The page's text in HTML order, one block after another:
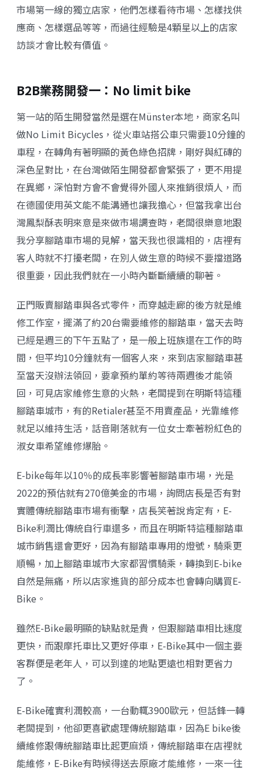
市場第一線的獨立店家，他們怎樣看待市場、怎樣找供
應商、怎樣選品等等，而過往經驗是4顆星以上的店家
訪談才會比較有價值。
B2B業務開發一： No limit bike
第一站的陌生開發當然是選在Münster本地，商家名叫
做No Limit Bicycles ，從火車站搭公車只需要10分鐘的
車程，在轉角有著明顯的黃色綠色招牌，剛好與紅磚的
深色呈對比，在台灣做陌生開發都會緊張了，更不用提
在異鄉，深怕對方會不會覺得外國人來推銷很煩人，而
在德國使用英文能不能溝通也讓我擔心，但當我拿出台
灣鳳梨酥表明來意是來做市場調查時，老闆很樂意地跟
我分享腳踏車市場的見解，當天我也很識相的，店裡有
客人時就不打擾老闆，在別人做生意的時候不要擋道路
很重要，因此我們就在一小時內斷斷續續的聊著。
正門販賣腳踏車與各式零件，而穿越走廊的後方就是維
修工作室，擺滿了約20台需要維修的腳踏車，當天去時
已經是週三的下午五點了，是一般上班族還在工作的時
間，但平均10分鐘就有一個客人來，來到店家腳踏車甚
至當天沒辦法領回，要拿預約單約等待兩週後才能領
回，可見店家維修生意的火熱，老闆提到在明斯特這種
腳踏車城市，有的Retialer甚至不用賣產品，光靠維修
就足以維持生活，話音剛落就有一位女士牽著粉紅色的
淑女車希望維修爆胎。
E-bike每年以10％的成長率影響著腳踏車市場，光是
2022的預估就有270億美金的市場，詢問店長是否有對
實體傳統腳踏車市場有衝擊，店長笑著說肯定有，E-
Bike利潤比傳統自行車還多，而且在明斯特這種腳踏車
城市銷售還會更好，因為有腳踏車專用的燈號，騎乘更
順暢，加上腳踏車城市大家都習慣騎乘，轉換到E-bike
自然是無痛，所以店家進貨的部分成本也會轉向購買E-
Bike。
雖然E-Bike最明顯的缺點就是貴，但跟腳踏車相比速度
更快，而跟摩托車比又更好停車，E-Bike其中一個主要
客群便是老年人，可以到達的地點更遠也相對更省力
了。
E-Bike確實利潤較高，一台動輒3900歐元，但話鋒一轉
老闆提到，他卻更喜歡處理傳統腳踏車，因為E bike後
續維修跟傳統腳踏車比起更麻煩，傳統腳踏車在店裡就
能維修，E-Bike有時候得送去原廠才能維修，一來一往